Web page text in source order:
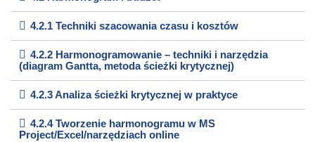
4.2.1 Techniki szacowania czasu i kosztów
4.2.2 Harmonogramowanie – techniki i narzędzia
(diagram Gantta, metoda ścieżki krytycznej)
4.2.3 Analiza ścieżki krytycznej w praktyce
4.2.4 Tworzenie harmonogramu w MS
Project/Excel/narzędziach online